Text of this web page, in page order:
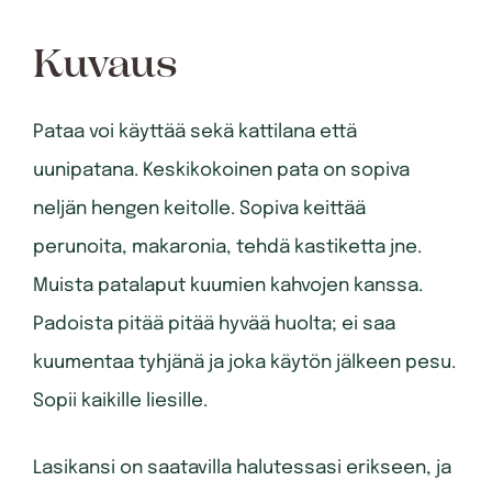
Kuvaus
Pataa voi käyttää sekä kattilana että
uunipatana. Keskikokoinen pata on sopiva
neljän hengen keitolle. Sopiva keittää
perunoita, makaronia, tehdä kastiketta jne.
Muista patalaput kuumien kahvojen kanssa.
Padoista pitää pitää hyvää huolta; ei saa
kuumentaa tyhjänä ja joka käytön jälkeen pesu.
Sopii kaikille liesille.
Lasikansi on saatavilla halutessasi erikseen, ja